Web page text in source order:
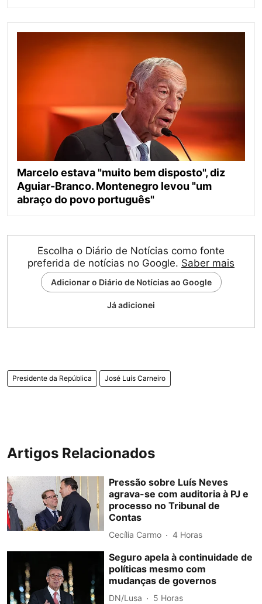
Marcelo estava "muito bem disposto", diz
Aguiar-Branco. Montenegro levou "um
abraço do povo português"
Escolha o Diário de Notícias como fonte
preferida de notícias no Google. Saber mais
Adicionar o Diário de Notícias ao Google
Já adicionei
Presidente da República José Luís Carneiro
Artigos Relacionados
Pressão sobre Luís Neves
agrava-se com auditoria à PJ e
processo no Tribunal de
Contas
Cecília Carmo 4 Horas
Seguro apela à continuidade de
políticas mesmo com
mudanças de governos
DN/Lusa 5 Horas